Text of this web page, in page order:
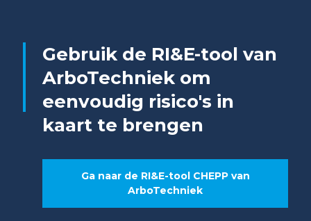
Gebruik de RI&E-tool van
ArboTechniek om
eenvoudig risico's in
kaart te brengen
Ga naar de RI&E-tool CHEPP van
ArboTechniek